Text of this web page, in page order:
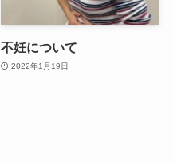
不妊について
2022年1月19日